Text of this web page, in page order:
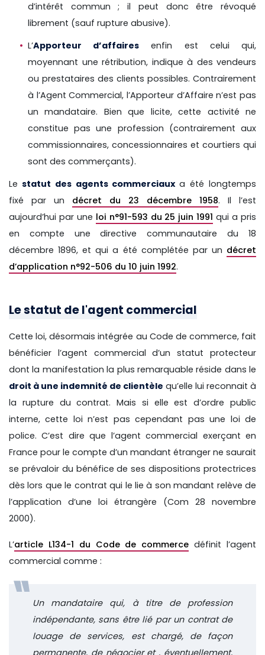
d’intérêt commun ; il peut donc être révoqué
librement (sauf rupture abusive).
L’Apporteur d’affaires enfin est celui qui,
moyennant une rétribution, indique à des vendeurs
ou prestataires des clients possibles. Contrairement
à l’Agent Commercial, l’Apporteur d’Affaire n’est pas
un mandataire. Bien que licite, cette activité ne
constitue pas une profession (contrairement aux
commissionnaires, concessionnaires et courtiers qui
sont des commerçants).
Le statut des agents commerciauxa été longtemps
fixé par un décret du 23 décembre 1958. Il l’est
aujourd’hui par une loi n°91-593 du 25 juin 1991 qui a pris
en compte une directive communautaire du 18
décembre 1896, et qui a été complétée par un décret
d’application n°92-506 du 10 juin 1992.
Le statut de l'agent commercial
Cette loi, désormais intégrée au Code de commerce, fait
bénéficier l’agent commercial d’un statut protecteur
dont la manifestation la plus remarquable réside dans le
droit à une indemnité de clientèle qu’elle lui reconnait à
la rupture du contrat. Mais si elle est d’ordre public
interne, cette loi n’est pas cependant pas une loi de
police. C’est dire que l’agent commercial exerçant en
France pour le compte d’un mandant étranger ne saurait
se prévaloir du bénéfice de ses dispositions protectrices
dès lors que le contrat qui le lie à son mandant relève de
l’application d’une loi étrangère (Com 28 novembre
2000).
L’article L134-1 du Code de commerce définit l’agent
commercial comme :
Un mandataire qui, à titre de profession
indépendante, sans être lié par un contrat de
louage de services, est chargé, de façon
permanente, de négocier et , éventuellement,